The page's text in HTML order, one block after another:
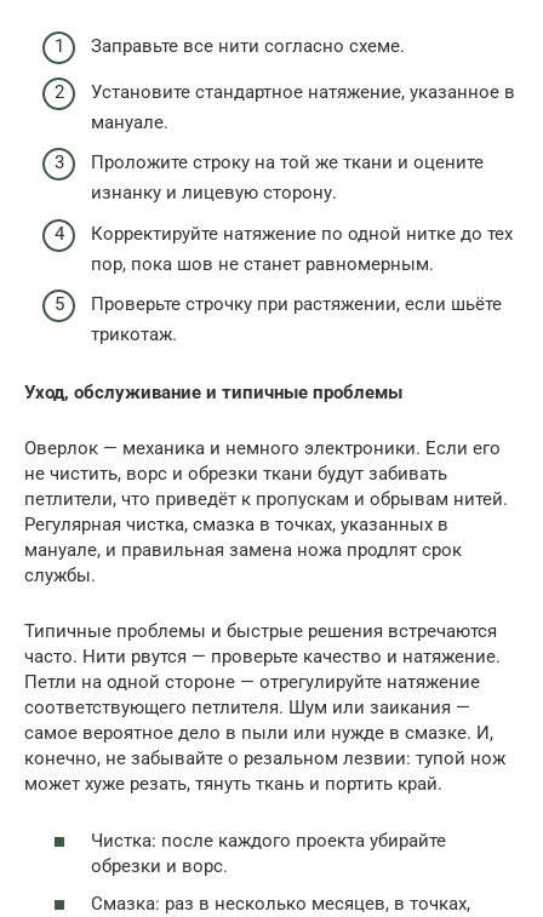
Заправьте все нити согласно схеме.
Установите стандартное натяжение, указанное в
мануале.
Проложите строку на той же ткани и оцените
изнанку и лицевую сторону.
Корректируйте натяжение по одной нитке до тех
пор, пока шов не станет равномерным.
Проверьте строчку при растяжении, если шьёте
трикотаж.
Уход, обслуживание и типичные проблемы
Оверлок — механика и немного электроники. Если его
не чистить, ворс и обрезки ткани будут забивать
петлители, что приведёт к пропускам и обрывам нитей.
Регулярная чистка, смазка в точках, указанных в
мануале, и правильная замена ножа продлят срок
службы.
Типичные проблемы и быстрые решения встречаются
часто. Нити рвутся — проверьте качество и натяжение.
Петли на одной стороне — отрегулируйте натяжение
соответствующего петлителя. Шум или заикания —
самое вероятное дело в пыли или нужде в смазке. И,
конечно, не забывайте о резальном лезвии: тупой нож
может хуже резать, тянуть ткань и портить край.
Чистка: после каждого проекта убирайте
обрезки и ворс.
Смазка: раз в несколько месяцев, в точках,